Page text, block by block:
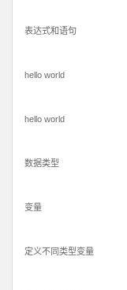
表达式和语句
hello world
hello world
数据类型
变量
定义不同类型变量